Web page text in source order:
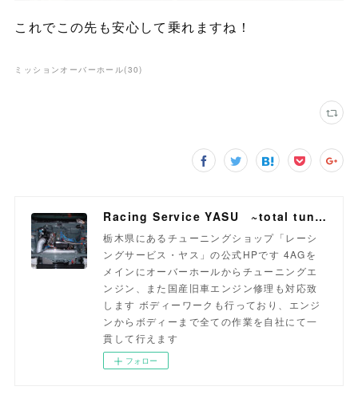
これでこの先も安心して乗れますね！
ミッションオーバーホール(30)
Racing Service YASU ~total tuning proshop~
栃木県にあるチューニングショップ「レーシ
ングサービス・ヤス」の公式HPです 4AGを
メインにオーバーホールからチューニングエ
ンジン、また国産旧車エンジン修理も対応致
します ボディーワークも行っており、エンジ
ンからボディーまで全ての作業を自社にて一
貫して行えます
フォロー